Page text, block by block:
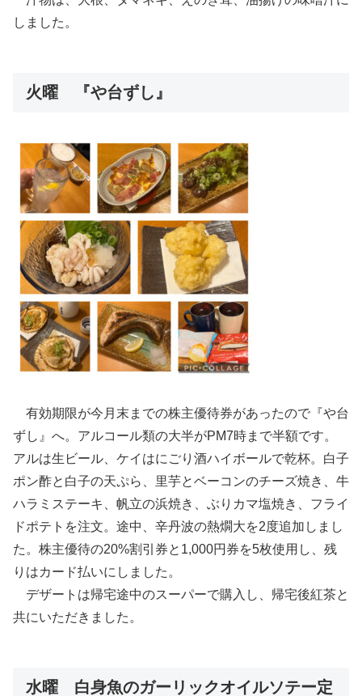
しました。
火曜 『や台ずし』
有効期限が今月末までの株主優待券があったので『や台
ずし』へ。アルコール類の大半がPM7時まで半額です。
アルは生ビール、ケイはにごり酒ハイボールで乾杯。白子
ポン酢と白子の天ぷら、里芋とベーコンのチーズ焼き、牛
ハラミステーキ、帆立の浜焼き、ぶりカマ塩焼き、フライ
ドポテトを注文。途中、辛丹波の熱燗大を2度追加しまし
た。株主優待の20%割引券と1,000円券を5枚使用し、残
りはカード払いにしました。
デザートは帰宅途中のスーパーで購入し、帰宅後紅茶と
共にいただきました。
水曜 白身魚のガーリックオイルソテー定